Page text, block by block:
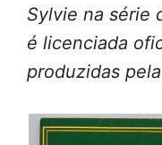
Sylvie na série
é licenciada
produzidas